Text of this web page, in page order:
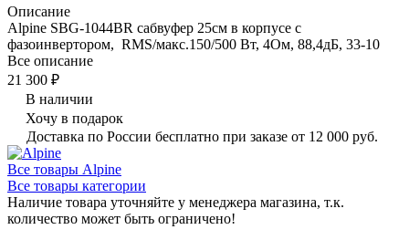
Описание
Alpine SBG-1044BR сабвуфер 25см в корпусе с
фазоинвертором, RMS/макс.150/500 Вт, 4Ом, 88,4дБ, 33-10
Все описание
21 300 ₽
В наличии
Хочу в подарок
Доставка по России бесплатно при заказе от 12 000 руб.
Все товары Alpine
Все товары категории
Наличие товара уточняйте у менеджера магазина, т.к.
количество может быть ограничено!